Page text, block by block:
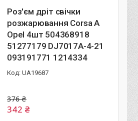
Роз'єм дріт свічки
розжарювання Corsa A
Opel 4шт 504368918
51277179 DJ7017A-4-21
093191771 1214334
UA19687
376 ₴
342 ₴